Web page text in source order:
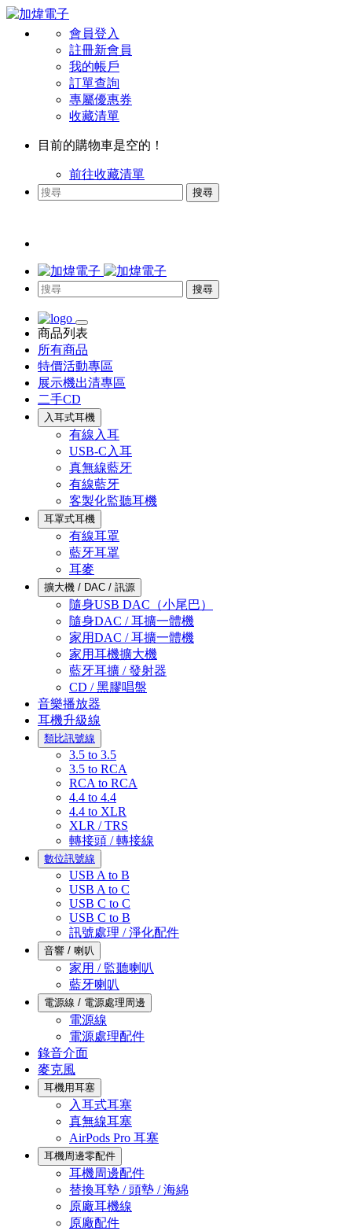
會員登入
註冊新會員
我的帳戶
訂單查詢
專屬優惠券
收藏清單
目前的購物車是空的！
前往收藏清單
搜尋
搜尋
商品列表
所有商品
特價活動專區
展示機出清專區
二手CD
入耳式耳機
有線入耳
USB-C入耳
真無線藍牙
有線藍牙
客製化監聽耳機
耳罩式耳機
有線耳罩
藍牙耳罩
耳麥
擴大機 / DAC / 訊源
隨身USB DAC（小尾巴）
隨身DAC / 耳擴一體機
家用DAC / 耳擴一體機
家用耳機擴大機
藍牙耳擴 / 發射器
CD / 黑膠唱盤
音樂播放器
耳機升級線
類比訊號線
3.5 to 3.5
3.5 to RCA
RCA to RCA
4.4 to 4.4
4.4 to XLR
XLR / TRS
轉接頭 / 轉接線
數位訊號線
USB A to B
USB A to C
USB C to C
USB C to B
訊號處理 / 淨化配件
音響 / 喇叭
家用 / 監聽喇叭
藍牙喇叭
電源線 / 電源處理周邊
電源線
電源處理配件
錄音介面
麥克風
耳機用耳塞
入耳式耳塞
真無線耳塞
AirPods Pro 耳塞
耳機周邊零配件
耳機周邊配件
替換耳墊 / 頭墊 / 海綿
原廠耳機線
原廠配件